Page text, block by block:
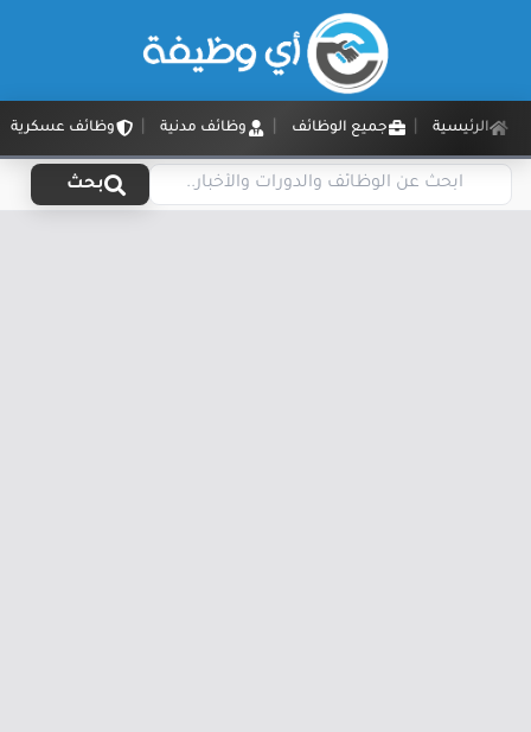
الرئيسية جميع الوظائف وظائف مدنية وظائف عسكرية
بحث